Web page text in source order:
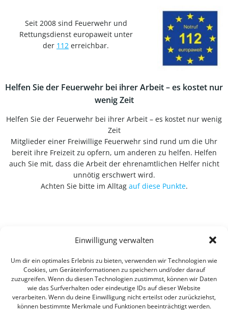
Einwilligung verwalten
Um dir ein optimales Erlebnis zu bieten, verwenden wir Technologien wie
Cookies, um Geräteinformationen zu speichern und/oder darauf
zuzugreifen. Wenn du diesen Technologien zustimmst, können wir Daten
wie das Surfverhalten oder eindeutige IDs auf dieser Website
verarbeiten. Wenn du deine Einwilligung nicht erteilst oder zurückziehst,
können bestimmte Merkmale und Funktionen beeinträchtigt werden.
Seit 2008 sind Feuerwehr und
Rettungsdienst europaweit unter
der 112 erreichbar.
Helfen Sie der Feuerwehr bei ihrer Arbeit – es kostet nur
wenig Zeit
Helfen Sie der Feuerwehr bei ihrer Arbeit – es kostet nur wenig
Zeit
Mitglieder einer Freiwillige Feuerwehr sind rund um die Uhr
bereit ihre Freizeit zu opfern, um anderen zu helfen. Helfen
auch Sie mit, dass die Arbeit der ehrenamtlichen Helfer nicht
unnötig erschwert wird.
Achten Sie bitte im Alltag auf diese Punkte.